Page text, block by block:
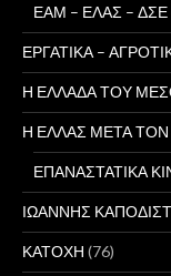
ΕΑΜ – ΕΛΑΣ – ΔΣΕ
ΕΡΓΑΤΙΚΑ –
Η ΕΛΛΑΔΑ ΤΟΥ
Η ΕΛΛΑΣ ΜΕΤΑ ΤΟΝ
ΕΠΑΝΑΣΤΑΤΙΚΑ
ΙΩΑΝΝΗΣ
ΚΑΤΟΧΗ (76)